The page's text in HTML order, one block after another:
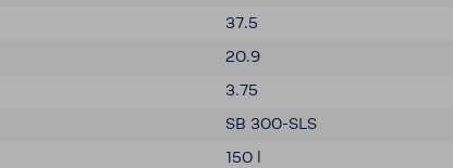
37.5
20.9
3.75
SB 300-​SLS
150 l